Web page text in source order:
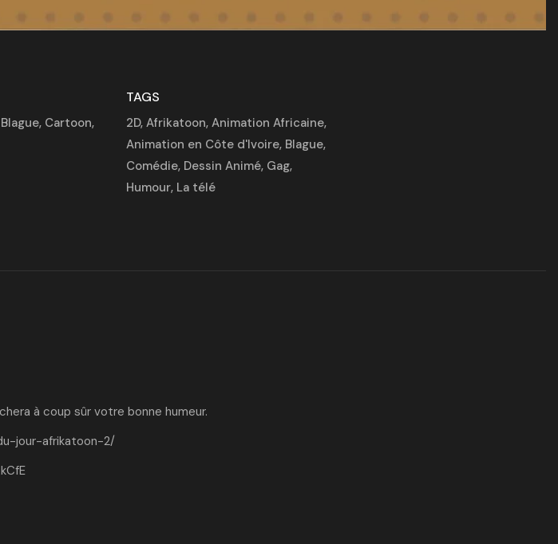
Blague, Cartoon,
TAGS
2D,Afrikatoon,Animation Africaine,
Animation en Côte d'Ivoire, Blague,
Comédie, Dessin Animé, Gag,
Humour, La télé
à coup sûr votre bonne humeur.
jour-afrikatoon-2/